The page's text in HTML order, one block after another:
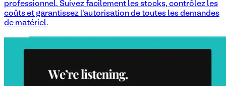
professionnel. Suivez facilement les stocks, contrôlez les
coûts et garantissez l’autorisation de toutes les demandes
de matériel.